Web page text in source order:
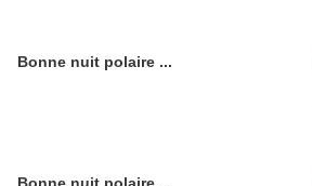
Bonne nuit polaire ...
Bonne nuit polaire ...